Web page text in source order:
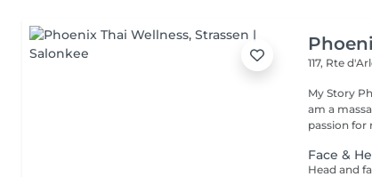
117, Rte
My Story
am a
passion for
Face &